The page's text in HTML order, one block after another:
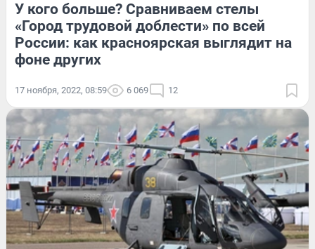
У кого больше? Сравниваем стелы
«Город трудовой доблести» по всей
России: как красноярская выглядит на
фоне других
17 ноября, 2022, 08:59 6 069 12